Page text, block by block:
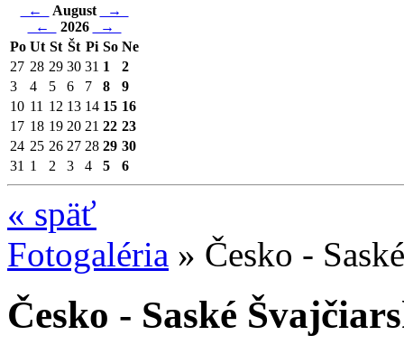
← August
→
←
2026
→
Po Ut St Št Pi So Ne
27 28 29 30 31 1
2
3
4 5 6 7 8
9
10 11 12 13 14 15 16
17 18 19 20 21 22 23
24 25 26 27 28 29 30
31 1 2 3 4 5 6
« späť
Fotogaléria » Česko -
Česko - Saské